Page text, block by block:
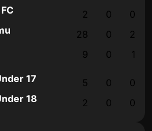
2 0
0
28 0
2
9 0 1
17 5 0
0
18
2 0 0